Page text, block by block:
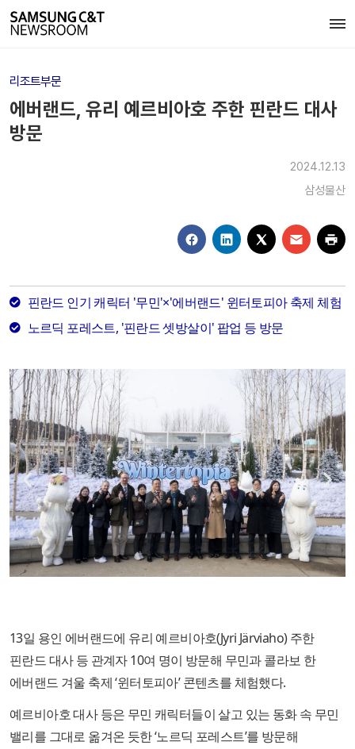
리조트부문
에버랜드, 유리 예르비아호 주한 핀란드 대사
방문
2024.12.13
삼성물산
핀란드 인기 캐릭터 '무민'×'에버랜드' 윈터토피아 축제 체험
노르딕 포레스트, '핀란드 셋방살이' 팝업 등 방문
13일 용인 에버랜드에 유리 예르비아호(Jyri Järviaho) 주한
핀란드 대사 등 관계자 10여 명이 방문해 무민과 콜라보 한
에버랜드 겨울 축제 ‘윈터토피아’ 콘텐츠를 체험했다.
예르비아호 대사 등은 무민 캐릭터들이 살고 있는 동화 속 무민
밸리를 그대로 옮겨온 듯한 ‘노르딕 포레스트’를 방문해